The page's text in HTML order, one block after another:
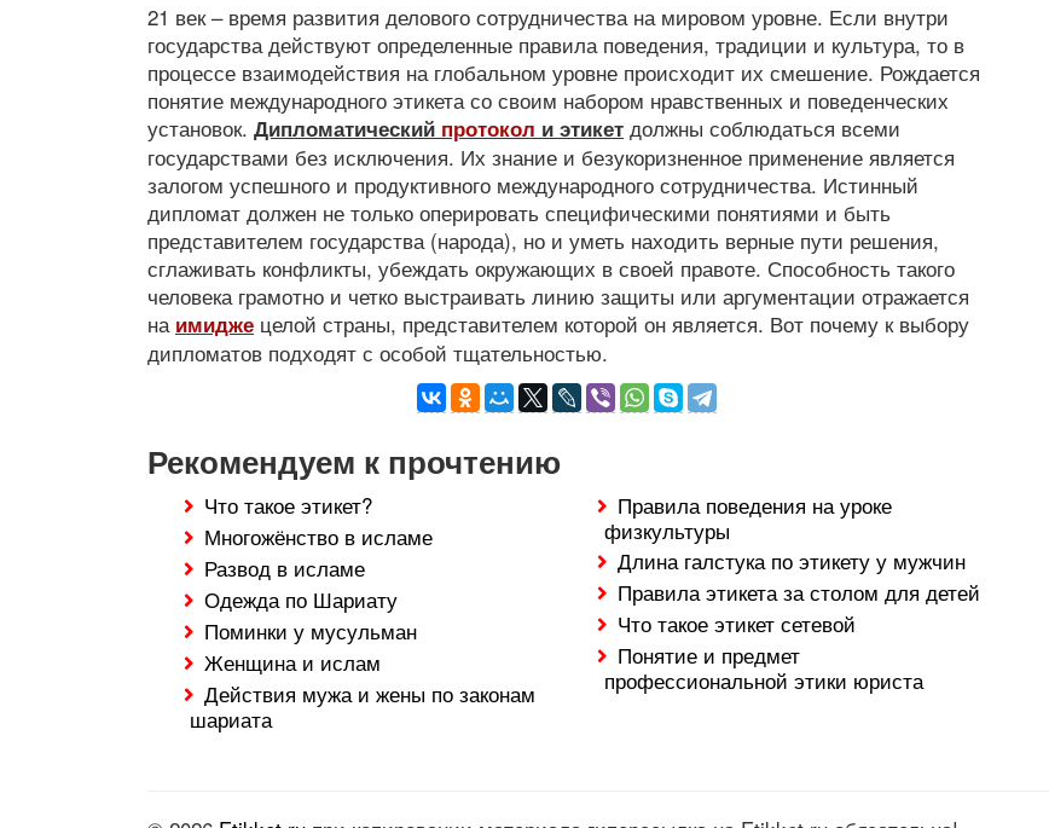
21 век – время развития делового сотрудничества на мировом уровне. Если внутри
государства действуют определенные правила поведения, традиции и культура, то в
процессе взаимодействия на глобальном уровне происходит их смешение. Рождается
понятие международного этикета со своим набором нравственных и поведенческих
установок. Дипломатический протокол и этикет должны соблюдаться всеми
государствами без исключения. Их знание и безукоризненное применение является
залогом успешного и продуктивного международного сотрудничества. Истинный
дипломат должен не только оперировать специфическими понятиями и быть
представителем государства (народа), но и уметь находить верные пути решения,
сглаживать конфликты, убеждать окружающих в своей правоте. Способность такого
человека грамотно и четко выстраивать линию защиты или аргументации отражается
на имидже целой страны, представителем которой он является. Вот почему к выбору
дипломатов подходят с особой тщательностью.
Рекомендуем к прочтению
Что такое этикет?
Многожёнство в исламе
Развод в исламе
Одежда по Шариату
Поминки у мусульман
Женщина и ислам
Действия мужа и жены по законам
шариата
Правила поведения на уроке
физкультуры
Длина галстука по этикету у мужчин
Правила этикета за столом для детей
Что такое этикет сетевой
Понятие и предмет
профессиональной этики юриста